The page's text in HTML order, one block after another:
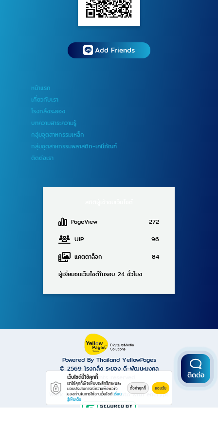
Add Friends
หน้าแรก
เกี่ยวกับเรา
โรงกลึงระยอง
บทความสาระความรู้
กลุ่มอุตสาหกรรมเหล็ก
กลุ่มอุตสาหกรรมพลาสติก-เคมีภัณฑ์
ติดต่อเรา
PageView
272
UIP
96
แคตตาล็อก
84
ผู้เยี่ยมชมเว็บไซต์ในรอบ 24 ชั่วโมง
Powered By Thailand YellowPages
© 2569โรงกลึง ระยอง ดี-พัฒนะมงคล
All rights reserved.
Work is secure protect data with encrypt.
ติดต่อ
เว็บไซต์นี้ใช้คุกกี้
เราใช้คุกกี้เพื่อเพิ่มประสิทธิภาพและ
มอบประสบการณ์ความพึงพอใจ
ของท่านในการใช้งานเว็บไซต์ เรียน
รู้เพิ่มเติม
ตั้งค่าคุกกี้ ยอมรับ